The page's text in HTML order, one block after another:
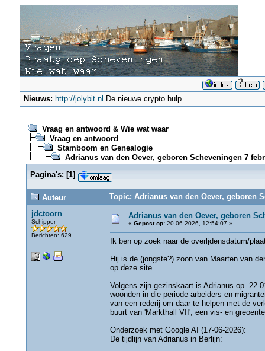
Nieuws: http://jolybit.nl De nieuwe crypto hulp
Vraag en antwoord & Wie wat waar
Vraag en antwoord
Stamboom en Genealogie
Adrianus van den Oever, geboren Scheveningen 7
Pagina's: [1]
Auteur
Topic: Adrianus van den Oever, geboren
jdctoorn
Schipper
Berichten: 629
Adrianus van den Oever, geboren
« Gepost op:20-06-2026, 12:54:07 »
Ik ben op zoek naar de overljdensdatum/
Hij is de (jongste?) zoon van Maarten van
op deze site.
Volgens zijn gezinskaart is Adrianus op 22-
woonden in die periode arbeiders en
van een rederij om daar te helpen met de
buurt van 'Markthall VII', een vis- en
Onderzoek met Google AI (17-06-2026):
De tijdlijn van Adrianus in Berlijn: